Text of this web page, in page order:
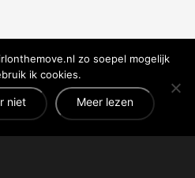
zo soepel mogelijk
ik cookies.
niet Meer lezen